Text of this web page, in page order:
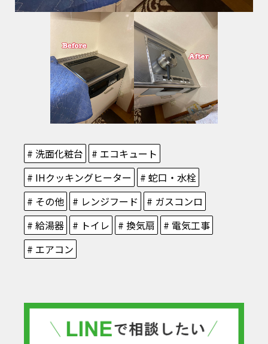
# 洗面化粧台
# エコキュート
# IHクッキングヒーター
# 蛇口・水栓
# その他
# レンジフード
# ガスコンロ
# 給湯器
# トイレ # 換気扇
# 電気工事
# エアコン